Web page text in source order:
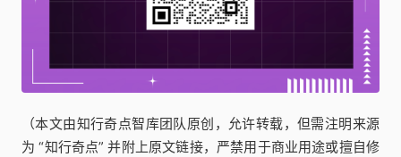
（本文由知行奇点智库团队原创，允许转载，但需注明来源
为 “知行奇点” 并附上原文链接，严禁用于商业用途或擅自修